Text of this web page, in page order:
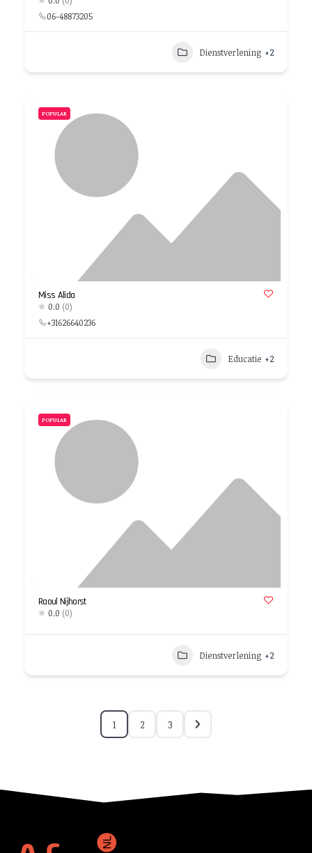
06-48873205
Dienstverlening +2
POPULAR
Miss Alida
0.0 (0)
+31626640236
Educatie +2
POPULAR
Raoul Nijhorst
0.0 (0)
Dienstverlening +2
1 2 3